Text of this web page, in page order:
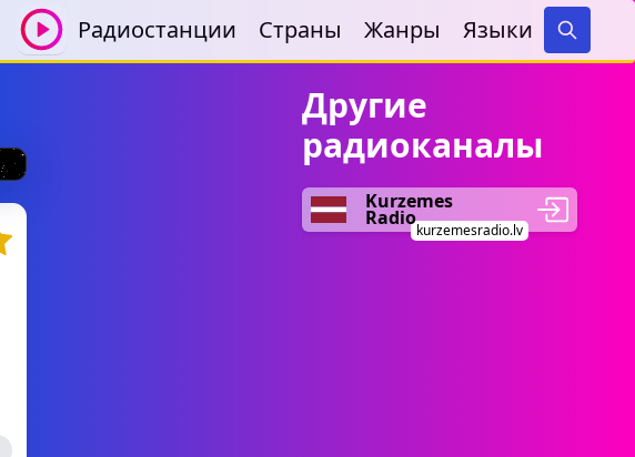
Радиостанции Страны Жанры Языки
Search
Другие
радиоканалы
Kurzemes
Radio
kurzemesradio.lv